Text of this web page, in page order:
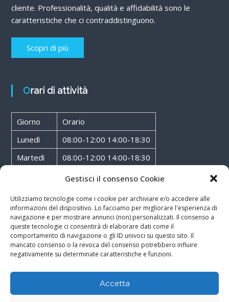
Gestisci il consenso Cookie
Utilizziamo tecnologie come i cookie per archiviare e/o accedere alle
informazioni del dispositivo. Lo facciamo per migliorare l'esperienza di
navigazione e per mostrare annunci (non) personalizzati. Il consenso a
queste tecnologie ci consentirà di elaborare dati come il
comportamento di navigazione o gli ID univoci su questo sito. Il
mancato consenso o la revoca del consenso potrebbero influire
negativamente su determinate caratteristiche e funzioni.
Accetta
cliente. Professionalità, qualità e affidabilità sono le
caratteristiche che ci contraddistinguono.
Scopri di più
Orari di attività
Giorno
Orario
Lunedì
08:00-12:00 14:00-18:30
Martedì
08:00-12:00 14:00-18:30
08:00-12:00 14:00-18:30
Giovedì
08:00-12:00 14:00-18:30
Venerdì
08:00-12:00 14:00-18:30
Sabato
08:00-12:00